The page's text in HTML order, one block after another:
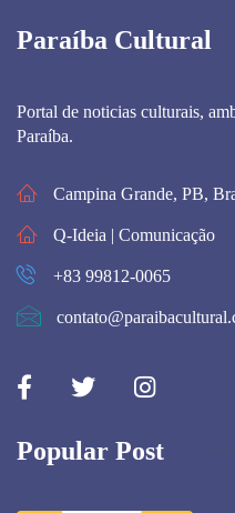
Paraíba Cultural
Portal de noticias culturais,
Paraíba.
Campina Grande, PB,
Q-Ideia | Comunicação
+83 99812-0065
Popular Post